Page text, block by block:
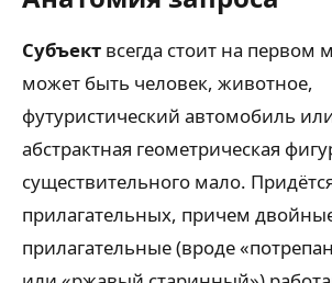
Субъект всегда стоит на первом
может быть человек, животное,
футуристический автомобиль
абстрактная геометрическая
существительного мало.
прилагательных, причем
прилагательные (вроде